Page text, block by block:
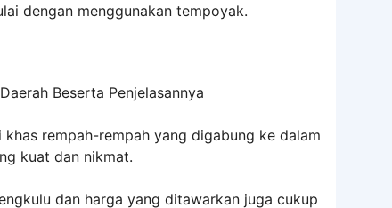
dengan menggunakan tempoyak.
rempah-rempah yang digabung ke dalam
kuat dan nikmat.
dan harga yang ditawarkan juga cukup